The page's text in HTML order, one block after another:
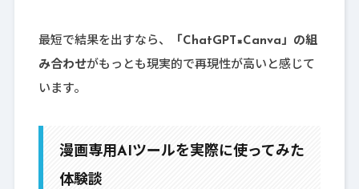
最短で結果を出すなら、
「ChatGPT×Canva」の組
み合わせがもっとも現実的で再現性が高いと感じて
います。
漫画専用AIツールを実際に使ってみた
体験談